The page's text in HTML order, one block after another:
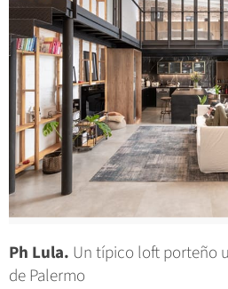
Ph Lula. Un típico loft porteño
de Palermo